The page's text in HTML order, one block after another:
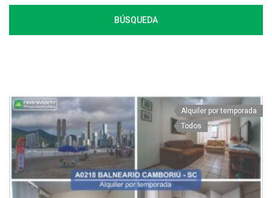
BÚSQUEDA
Alquiler por temporada
Todos